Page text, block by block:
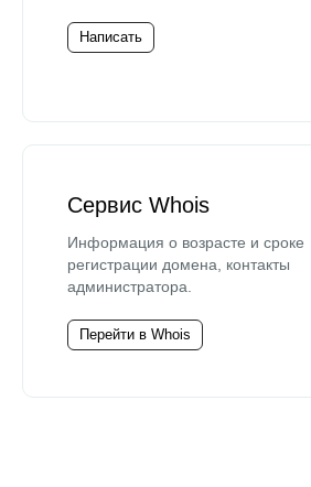
Написать
Сервис Whois
Информация о возрасте и сроке
регистрации домена, контакты
администратора.
Перейти в Whois